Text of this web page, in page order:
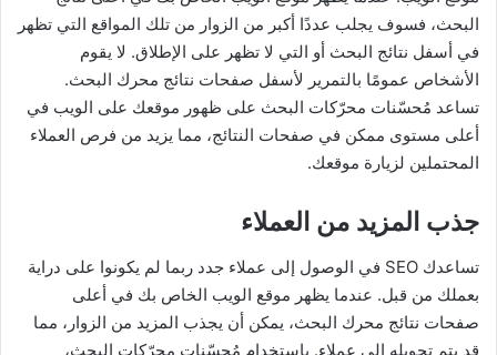
البحث، فسوف يجلب عددًا أكبر من الزوار من تلك المواقع التي تظهر
في أسفل نتائج البحث أو التي لا تظهر على الإطلاق. لا يقوم
الأشخاص عمومًا بالتمرير لأسفل صفحات نتائج محرك البحث.
تساعد مُحسّنات محرّكات البحث على ظهور موقعك على الويب في
أعلى مستوى ممكن في صفحات النتائج، مما يزيد من فرص العملاء
المحتملين لزيارة موقعك.
جذب المزيد من العملاء
تساعدك SEO في الوصول إلى عملاء جدد ربما لم يكونوا على دراية
بعملك من قبل. عندما يظهر موقع الويب الخاص بك في أعلى
صفحات نتائج محرك البحث، يمكن أن يجذب المزيد من الزوار، مما
قد يتم تحويله إلى عملاء. باستخدام مُحسّنات محرّكات البحث،